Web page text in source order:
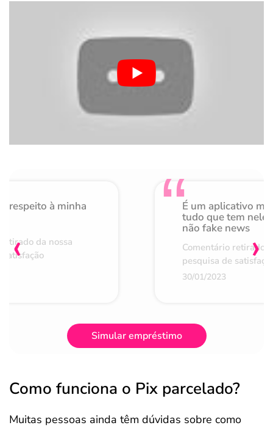
respeito à minha
da nossa
É um aplicativo
tudo que tem nele
não fake news
Comentário retirado
pesquisa de
30/01/2023
‹ ›
Simular empréstimo
Como funciona o Pix parcelado?
Muitas pessoas ainda têm dúvidas sobre como